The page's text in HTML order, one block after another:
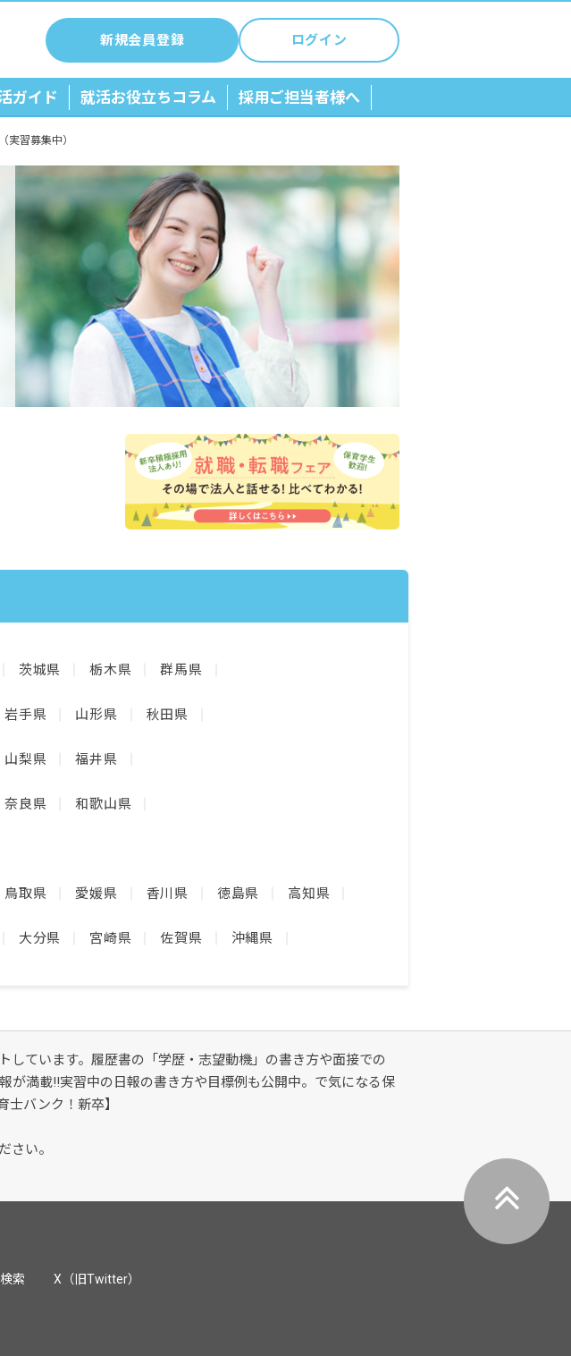
新規会員登録 ログイン
ガイド 就活お役立ちコラム 採用ご担当者様へ
実習募集中）
茨城県 栃木県 群馬県
岩手県 山形県 秋田県
山梨県 福井県
奈良県 和歌山県
鳥取県 愛媛県 香川県 徳島県 高知県
大分県 宮崎県 佐賀県 沖縄県
ています。履歴書の「学歴・志望動機」の書き方や面接での
が満載!!実習中の日報の書き方や目標例も公開中。で気になる保
バンク！新卒】
さい。
索 X（旧Twitter）